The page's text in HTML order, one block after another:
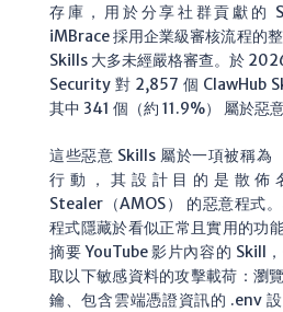
存庫，用於分享社群貢獻的
iMBrace 採用企業級審核流程的
Skills 大多未經嚴格審查。於
Security 對 2,857 個 ClawHub
其中 341 個（約 11.9%） 屬於惡意
這些惡意 Skills 屬於一項被稱為
行動，其設計目的是散佈
Stealer（AMOS） 的惡意程式
程式隱藏於看似正常且實用的功
摘要 YouTube 影片內容的 Skill
取以下敏感資料的攻擊載荷：瀏
鑰、包含雲端憑證資訊的 .env